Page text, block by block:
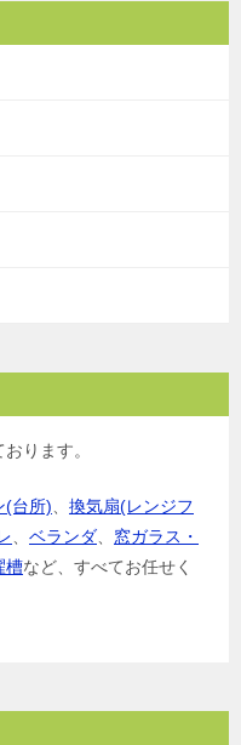
ります。
(台所)
換気扇(レンジフ
ベランダ
窓ガラス・
槽など、すべてお任せく